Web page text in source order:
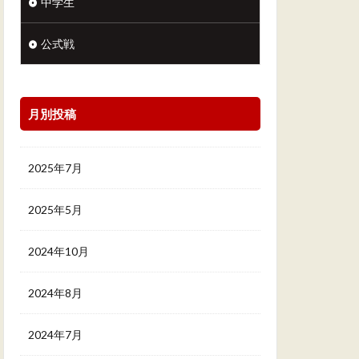
公式戦
月別投稿
2025年7月
2025年5月
2024年10月
2024年8月
2024年7月